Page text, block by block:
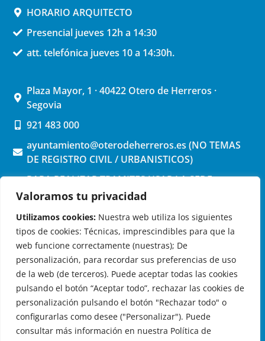
Valoramos tu privacidad
Utilizamos cookies: Nuestra web utiliza los siguientes
tipos de cookies: Técnicas, imprescindibles para que la
web funcione correctamente (nuestras); De
personalización, para recordar sus preferencias de uso
de la web (de terceros). Puede aceptar todas las cookies
pulsando el botón “Aceptar todo”, rechazar las cookies de
personalización pulsando el botón "Rechazar todo" o
configurarlas como desee ("Personalizar"). Puede
consultar más información en nuestra Política de
HORARIO ARQUITECTO
Presencial jueves 12h a 14:30
att. telefónica jueves 10 a 14:30h.
Plaza Mayor, 1 · 40422 Otero de Herreros ·
Segovia
921 483 000
ayuntamiento@oterodeherreros.es (NO TEMAS
DE REGISTRO CIVIL / URBANISTICOS)
PARA REALIZAR TRAMITES USAR LA SEDE
ELECTRONICA (pinchar aquí)
OTERO DE HERREROS EN LAS REDES